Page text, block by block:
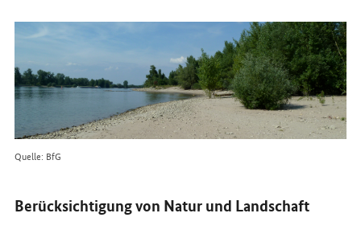
Quelle: BfG
Berücksichtigung von Natur und Landschaft